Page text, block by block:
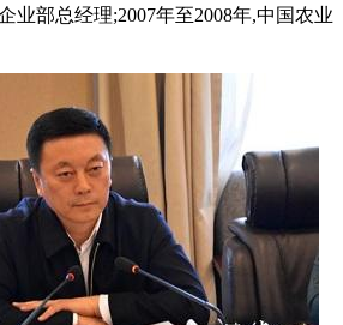
业部总经理;2007年至2008年,中国农业